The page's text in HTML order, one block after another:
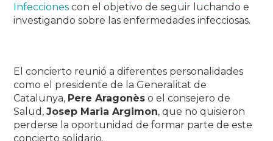
Infecciones con el objetivo de seguir luchando e
investigando sobre las enfermedades infecciosas.
El concierto reunió a diferentes personalidades
como el presidente de la Generalitat de
Catalunya, Pere Aragonès o el consejero de
Salud,Josep Maria Argimon, que no quisieron
perderse la oportunidad de formar parte de este
concierto solidario.